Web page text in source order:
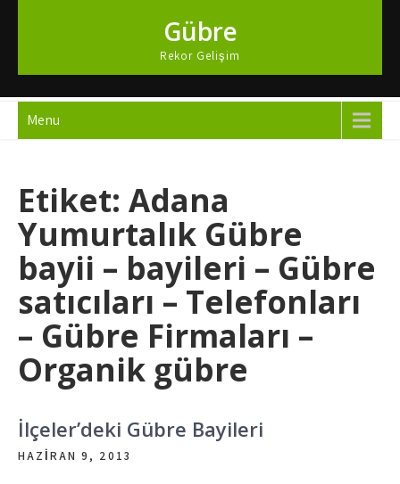
Gübre
Rekor Gelişim
Menu
Etiket: Adana
Yumurtalık Gübre
bayii – bayileri – Gübre
satıcıları – Telefonları
– Gübre Firmaları –
Organik gübre
İlçeler’deki Gübre Bayileri
HAZIRAN 9, 2013